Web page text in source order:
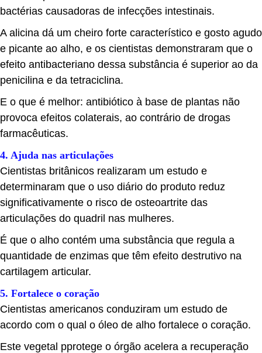
bactérias causadoras de infecções intestinais.
A alicina dá um cheiro forte característico e gosto agudo
e picante ao alho, e os cientistas demonstraram que o
efeito antibacteriano dessa substância é superior ao da
penicilina e da tetraciclina.
E o que é melhor: antibiótico à base de plantas não
provoca efeitos colaterais, ao contrário de drogas
farmacêuticas.
4. Ajuda nas articulações
Cientistas britânicos realizaram um estudo e
determinaram que o uso diário do produto reduz
significativamente o risco de osteoartrite das
articulações do quadril nas mulheres.
É que o alho contém uma substância que regula a
quantidade de enzimas que têm efeito destrutivo na
cartilagem articular.
5. Fortalece o coração
Cientistas americanos conduziram um estudo de
acordo com o qual o óleo de alho fortalece o coração.
Este vegetal pprotege o órgão acelera a recuperação